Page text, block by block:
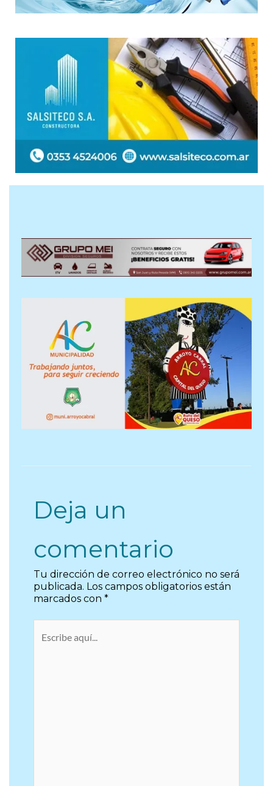
Deja un
comentario
Tu dirección de correo electrónico no será
publicada. Los campos obligatorios están
marcados con *